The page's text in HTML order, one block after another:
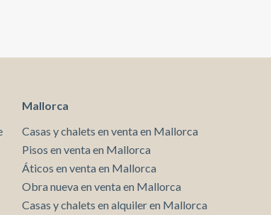
gastronomía, servicios y conexiones, en
que:Índice de R.P.LL: 24,00 € / m2
a la presente propiedad no existe
informativo estatal de referencia de
de vivienda en los últimos 5 años.Este
ostenta la condición de gran tenedor.
Mallorca
Casas y chalets en venta en Mallorca
Pisos en venta en Mallorca
Áticos en venta en Mallorca
Obra nueva en venta en Mallorca
Casas y chalets en alquiler en Mallorca